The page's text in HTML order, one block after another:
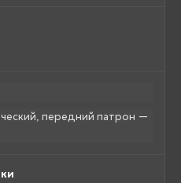
передний патрон —